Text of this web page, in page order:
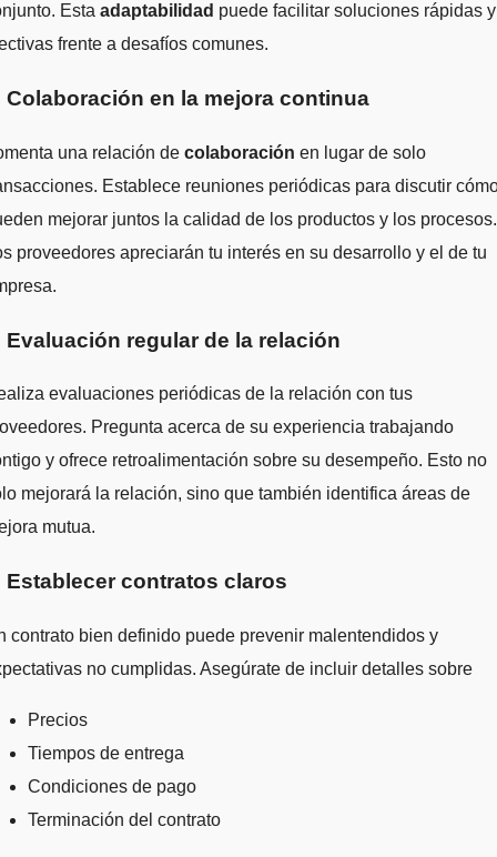
Esta adaptabilidad puede facilitar soluciones rápidas y
frente a desafíos comunes.
Colaboración en la mejora continua
una relación de colaboración en lugar de solo
Establece reuniones periódicas para discutir
mejorar juntos la calidad de los productos y los procesos.
proveedores apreciarán tu interés en su desarrollo y el de tu
Evaluación regular de la relación
evaluaciones periódicas de la relación con tus
Pregunta acerca de su experiencia trabajando
y ofrece retroalimentación sobre su desempeño. Esto no
mejorará la relación, sino que también identifica áreas de
mutua.
Establecer contratos claros
contrato bien definido puede prevenir malentendidos y
no cumplidas. Asegúrate de incluir detalles sobre
Precios
Tiempos de entrega
Condiciones de pago
Terminación del contrato